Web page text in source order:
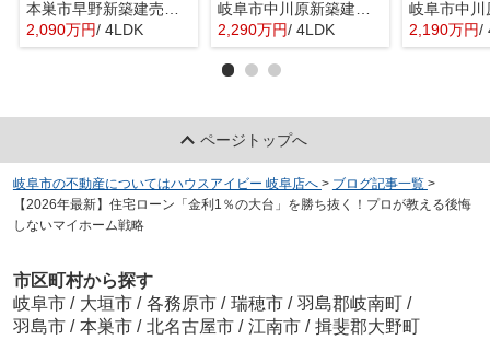
2,090万円/ 4LDK
2,290万円/ 4LDK 2,190万円/
ページトップへ
岐阜市の不動産についてはハウスアイビー 岐阜店へ > ブログ記事一覧 >
【2026年最新】住宅ローン「金利1％の大台」を勝ち抜く！プロが教える後悔
しないマイホーム戦略
市区町村から探す
岐阜市 / 大垣市 / 各務原市 / 瑞穂市 / 羽島郡岐南町 /
羽島市 / 本巣市 / 北名古屋市 / 江南市 / 揖斐郡大野町